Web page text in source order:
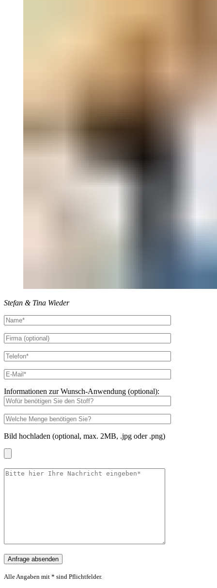
Stefan & Tina Wieder
Informationen zur Wunsch-Anwendung (optional):
Bild hochladen (optional, max. 2MB, .jpg oder .png)
Alle Angaben mit * sind Pflichtfelder.